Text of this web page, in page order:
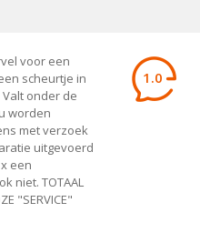
voor een
scheurtje in
onder de
worden
met verzoek
uitgevoerd
een
niet. TOTAAL
"SERVICE"
1.0